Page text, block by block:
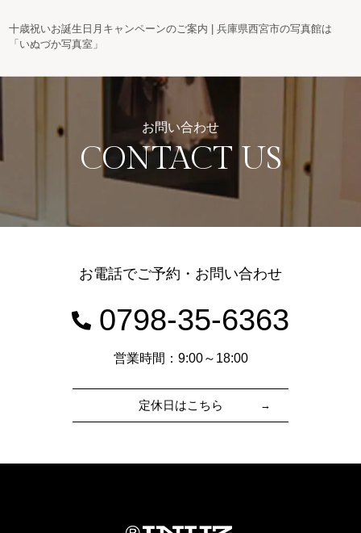
十歳祝いお誕生日月キャンペーンのご案内 | 兵庫県西宮市の写真館は
「いぬづか写真室」
お問い合わせ
CONTACT US
お電話でご予約・お問い合わせ
0798-35-6363
営業時間：9:00～18:00
定休日はこちら